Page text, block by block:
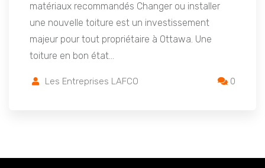
matériaux recommandés Changer ou installer
une nouvelle toiture est un investissement
majeur pour tout propriétaire à Ottawa. Une
toiture en bon état…
Les Entreprises LAFCO 0